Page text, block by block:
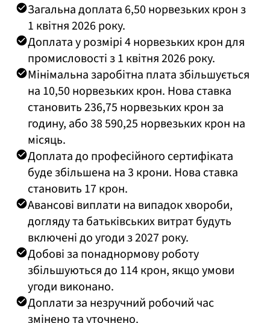
Загальна доплата 6,50 норвезьких крон з
1 квітня 2026 року.
Доплата у розмірі 4 норвезьких крон для
промисловості з 1 квітня 2026 року.
Мінімальна заробітна плата збільшується
на 10,50 норвезьких крон. Нова ставка
становить 236,75 норвезьких крон за
годину, або 38 590,25 норвезьких крон на
місяць.
Доплата до професійного сертифіката
буде збільшена на 3 крони. Нова ставка
становить 17 крон.
Авансові виплати на випадок хвороби,
догляду та батьківських витрат будуть
включені до угоди з 2027 року.
Добові за понаднормову роботу
збільшуються до 114 крон, якщо умови
угоди виконано.
Доплати за незручний робочий час
змінено та уточнено.